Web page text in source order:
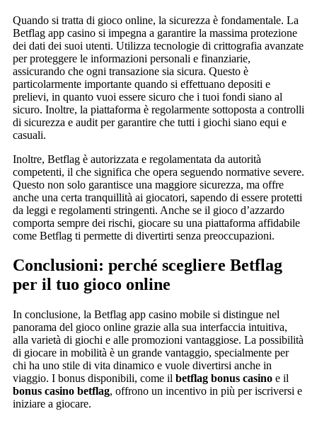
Quando si tratta di gioco online, la sicurezza è fondamentale. La
Betflag app casino si impegna a garantire la massima protezione
dei dati dei suoi utenti. Utilizza tecnologie di crittografia avanzate
per proteggere le informazioni personali e finanziarie,
assicurando che ogni transazione sia sicura. Questo è
particolarmente importante quando si effettuano depositi e
prelievi, in quanto vuoi essere sicuro che i tuoi fondi siano al
sicuro. Inoltre, la piattaforma è regolarmente sottoposta a controlli
di sicurezza e audit per garantire che tutti i giochi siano equi e
casuali.
Inoltre, Betflag è autorizzata e regolamentata da autorità
competenti, il che significa che opera seguendo normative severe.
Questo non solo garantisce una maggiore sicurezza, ma offre
anche una certa tranquillità ai giocatori, sapendo di essere protetti
da leggi e regolamenti stringenti. Anche se il gioco d’azzardo
comporta sempre dei rischi, giocare su una piattaforma affidabile
come Betflag ti permette di divertirti senza preoccupazioni.
Conclusioni: perché scegliere Betflag
per il tuo gioco online
In conclusione, la Betflag app casino mobile si distingue nel
panorama del gioco online grazie alla sua interfaccia intuitiva,
alla varietà di giochi e alle promozioni vantaggiose. La possibilità
di giocare in mobilità è un grande vantaggio, specialmente per
chi ha uno stile di vita dinamico e vuole divertirsi anche in
viaggio. I bonus disponibili, come il betflag bonus casino e il
bonus casino betflag, offrono un incentivo in più per iscriversi e
iniziare a giocare.